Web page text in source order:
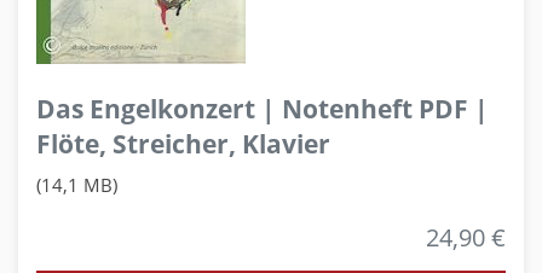
Das Engelkonzert | Notenheft PDF |
Flöte, Streicher, Klavier
(14,1 MB)
24,90 €